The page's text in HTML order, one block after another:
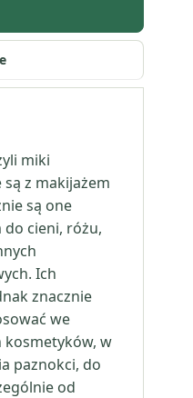
miki
z makijażem
są one
cieni, różu,
Ich
znacznie
we
kosmetyków, w
paznokci, do
od